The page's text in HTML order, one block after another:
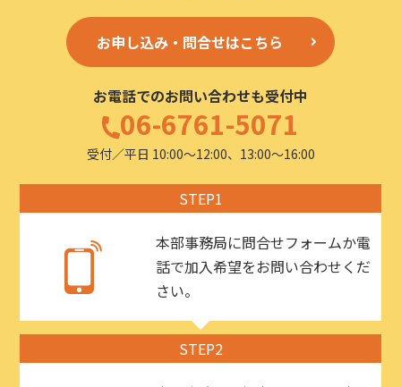
お申し込み・問合せはこちら
お電話でのお問い合わせも受付中
06-6761-5071
受付／平日 10:00〜12:00、13:00〜16:00
STEP1
本部事務局に問合せフォームか電
話で加入希望をお問い合わせくだ
さい。
STEP2